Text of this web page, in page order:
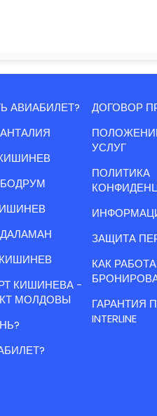
АВИАБИЛЕТ?
КИШИНЕВА -
МОЛДОВЫ
ДОГОВОР
УСЛУГ
ПОЛИТИКА
ЗАЩИТА
КАК
ГАРАНТИЯ
INTERLINE